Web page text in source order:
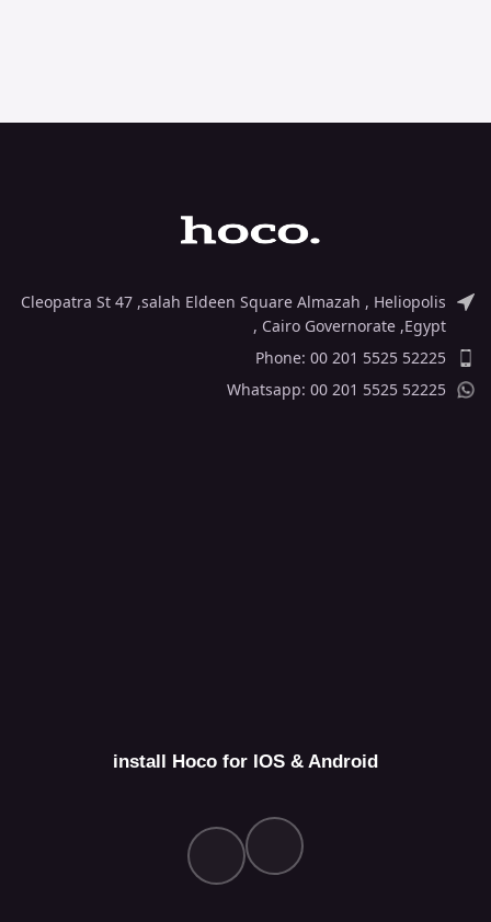
Cleopatra St 47 ,salah Eldeen Square Almazah , Heliopolis
, Cairo Governorate ,Egypt
Phone: 00 201 5525 52225
Whatsapp: 00 201 5525 52225
install Hoco for IOS & Android